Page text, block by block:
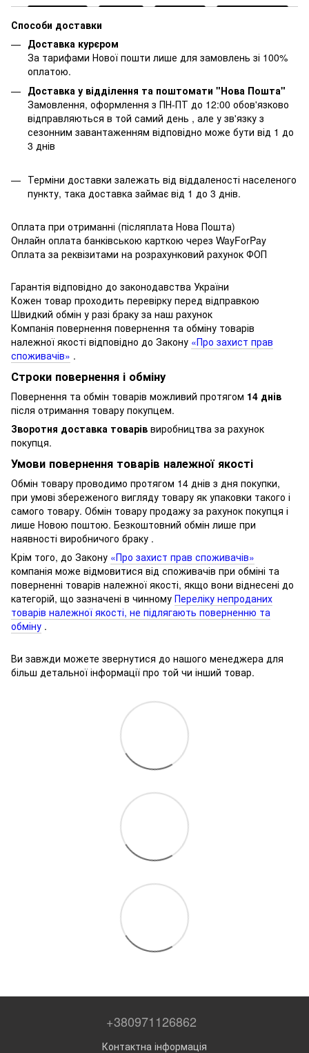
Способи доставки
Доставка курєром
За тарифами Нової пошти лише для замовлень зі 100%
оплатою.
Доставка у відділення та поштомати "Нова Пошта"
Замовлення, оформлення з ПН-ПТ до 12:00 обов'язково
відправляються в той самий день , але у зв'язку з
сезонним завантаженням відповідно може бути від 1 до
3 днів
Терміни доставки залежать від віддаленості населеного
пункту, така доставка займає від 1 до 3 днів.
Оплата при отриманні (післяплата Нова Пошта)
Онлайн оплата банківською карткою через WayForPay
Оплата за реквізитами на розрахунковий рахунок ФОП
Гарантія відповідно до законодавства України
Кожен товар проходить перевірку перед відправкою
Швидкий обмін у разі браку за наш рахунок
Компанія повернення повернення та обміну товарів
належної якості відповідно до Закону «Про захист прав
споживачів» .
Строки повернення і обміну
Повернення та обмін товарів можливий протягом 14 днів
після отримання товару покупцем.
Зворотня доставка товарів виробництва за рахунок
покупця.
Умови повернення товарів належної якості
Обмін товару проводимо протягом 14 днів з дня покупки,
при умові збереженого вигляду товару як упаковки такого і
самого товару. Обмін товару продажу за рахунок покупця і
лише Новою поштою. Безкоштовний обмін лише при
наявності виробничого браку .
Крім того, до Закону «Про захист прав споживачів»
компанія може відмовитися від споживачів при обміні та
поверненні товарів належної якості, якщо вони віднесені до
категорій, що зазначені в чинному Переліку непроданих
товарів належної якості, не підлягають поверненню та
обміну .
Ви завжди можете звернутися до нашого менеджера для
більш детальної інформації про той чи інший товар.
+380971126862
Контактна інформація